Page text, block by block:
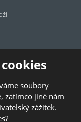
soubory
zatímco jiné nám
zážitek.